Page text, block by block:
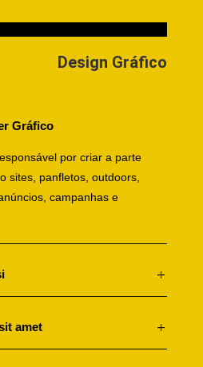
Design Gráfico
Gráfico
por criar a parte
sites, panfletos, outdoors,
campanhas e
amet